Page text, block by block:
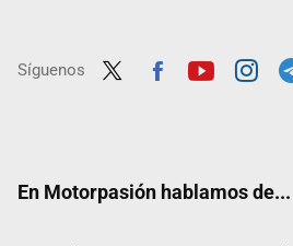
Síguenos
En Motorpasión hablamos de...